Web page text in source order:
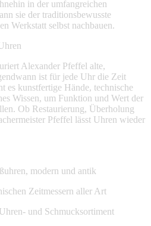
in der umfangreichen
sie der traditionsbewusste
Werkstatt selbst nachbauen.
Alexander Pfeffel alte,
ist für jede Uhr die Zeit
es kunstfertige Hände, technische
Wissen, um Funktion und Wert der
Ob Restaurierung, Überholung
Pfeffel lässt Uhren wieder
modern und antik
Zeitmessern aller Art
und Schmucksortiment